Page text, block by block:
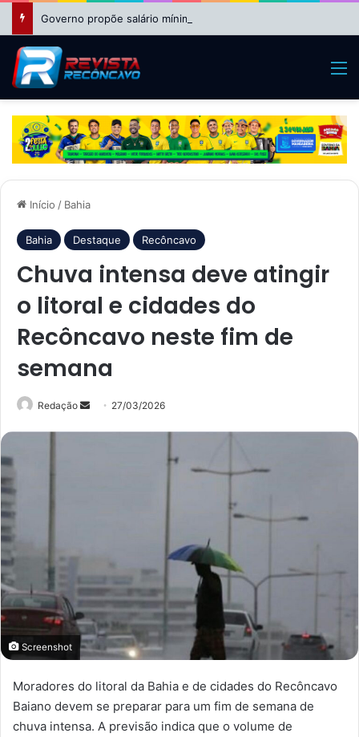
Governo propõe salário mínimo de R$ 1.717 em 2027
Início / Bahia
Bahia Destaque Recôncavo
Chuva intensa deve atingir
o litoral e cidades do
Recôncavo neste fim de
semana
Redação
Mande27/03/2026
Screenshot
Moradores do litoral da Bahia e de cidades do Recôncavo
Baiano devem se preparar para um fim de semana de
chuva intensa. A previsão indica que o volume de